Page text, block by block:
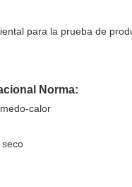
para la prueba de
Norma:
calor